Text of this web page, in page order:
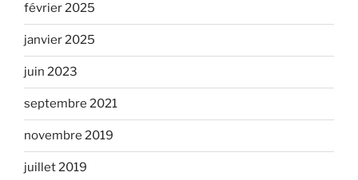
février 2025
janvier 2025
juin 2023
septembre 2021
novembre 2019
juillet 2019